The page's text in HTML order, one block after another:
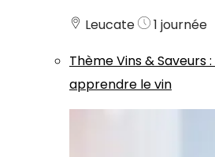
Leucate
1 journée
ThèmeVins & Saveurs:
apprendre le vin